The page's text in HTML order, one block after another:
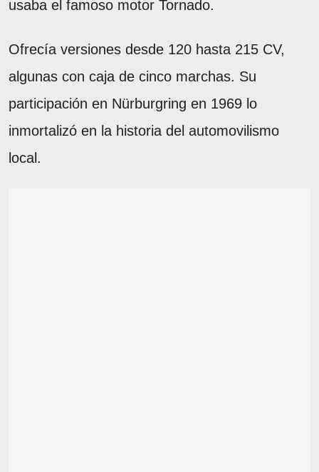
usaba el famoso motor Tornado.
Ofrecía versiones desde 120 hasta 215 CV,
algunas con caja de cinco marchas. Su
participación en Nürburgring en 1969 lo
inmortalizó en la historia del automovilismo
local.